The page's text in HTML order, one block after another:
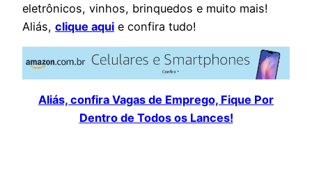
eletrônicos, vinhos, brinquedos e muito mais!
Aliás, clique aqui e confira tudo!
Aliás, confira Vagas de Emprego, Fique Por
Dentro de Todos os Lances!